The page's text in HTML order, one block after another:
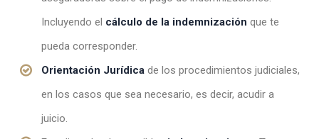
Incluyendo el cálculo de la indemnización que te
pueda corresponder.
Orientación Jurídica de los procedimientos judiciales,
en los casos que sea necesario, es decir, acudir a
juicio.